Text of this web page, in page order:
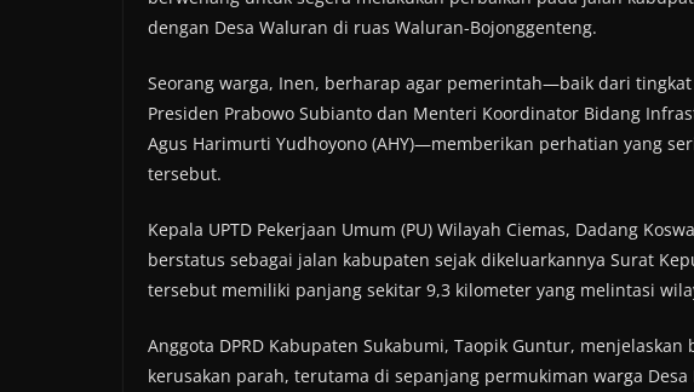
dengan Desa Waluran di ruas Waluran-Bojonggenteng.
Seorang warga, Inen, berharap agar pemerintah—baik dari
Presiden Prabowo Subianto dan Menteri Koordinator Bidang
Agus Harimurti Yudhoyono (AHY)—memberikan perhatian yang
tersebut.
Kepala UPTD Pekerjaan Umum (PU) Wilayah Ciemas, Dadang
berstatus sebagai jalan kabupaten sejak dikeluarkannya Surat
tersebut memiliki panjang sekitar 9,3 kilometer yang melintasi
Anggota DPRD Kabupaten Sukabumi, Taopik Guntur,
kerusakan parah, terutama di sepanjang permukiman warga